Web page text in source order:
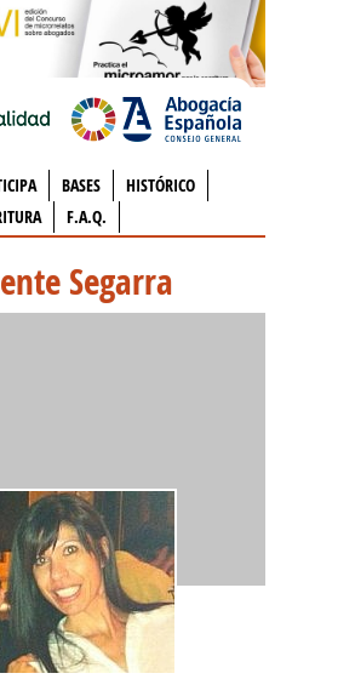
BASES
HISTÓRICO
F.A.Q.
Segarra